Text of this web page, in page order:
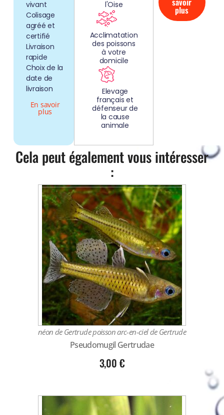
vivant
Colisage
agréé et
certifié
Livraison
rapide
Choix de la
date de
livraison
En savoir
plus
l'Oise
Acclimatation
des poissons
à votre
domicile
Elevage
français et
défenseur de
la cause
animale
plus
Cela peut également vous intéresser
:
néon de Gertrude poisson arc-en-ciel de Gertrude
Pseudomugil Gertrudae
3,00 €